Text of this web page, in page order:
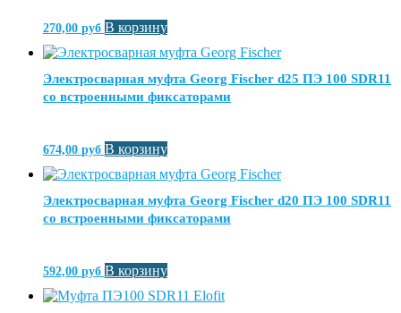
270,00 руб В корзину
Электросварная муфта Georg Fischer d25 ПЭ 100 SDR11
со встроенными фиксаторами
674,00 руб В корзину
Электросварная муфта Georg Fischer d20 ПЭ 100 SDR11
со встроенными фиксаторами
592,00 руб В корзину